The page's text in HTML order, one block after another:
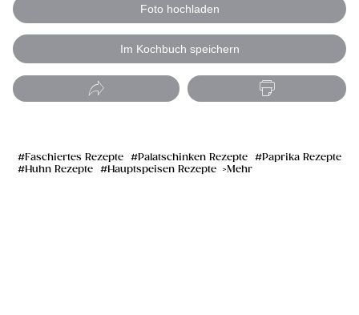
Foto hochladen
Im Kochbuch speichern
Faschiertes Rezepte Palatschinken Rezepte
Paprika Rezepte
Huhn Rezepte
Hauptspeisen Rezepte Mehr